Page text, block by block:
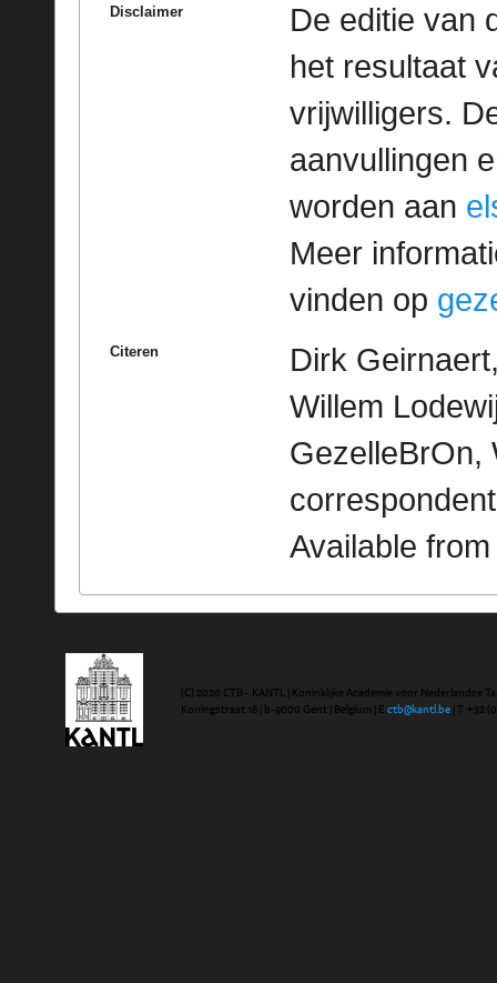
Disclaimer
De editie van
het resultaat
vrijwilligers.
aanvullingen
worden aan
Meer
vinden op
Citeren
Dirk
Willem
GezelleBrOn,
Available
(C) 2020 CTB - KANTL | Koninklijke Academie voor Nederlandse
Koningstraat 18 | b-9000 Gent | Belgium | E ctb@kantl.be | T +32